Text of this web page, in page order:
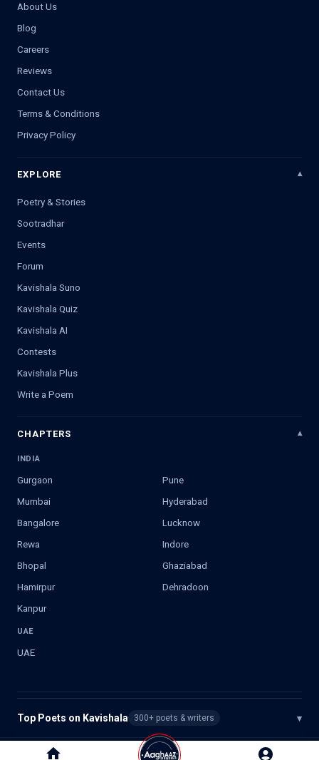
About Us
Blog
Careers
Reviews
Contact Us
Terms & Conditions
Privacy Policy
EXPLORE
Poetry & Stories
Sootradhar
Events
Forum
Kavishala Suno
Kavishala Quiz
Kavishala AI
Contests
Kavishala Plus
Write a Poem
CHAPTERS
INDIA
Gurgaon
Pune
Mumbai
Hyderabad
Bangalore
Lucknow
Rewa
Indore
Bhopal
Ghaziabad
Hamirpur
Dehradoon
Kanpur
UAE
UAE
Top Poets on Kavishala 300+ poets & writers ▾